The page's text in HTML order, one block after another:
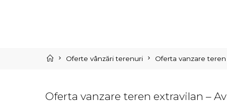
Home
Oferte vânzări terenuri Oferta vanzare
Oferta vanzare teren extravilan –